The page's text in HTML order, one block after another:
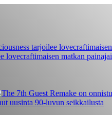
lovecraftimaisen matkan
uusinta 90-luvun seikkailusta